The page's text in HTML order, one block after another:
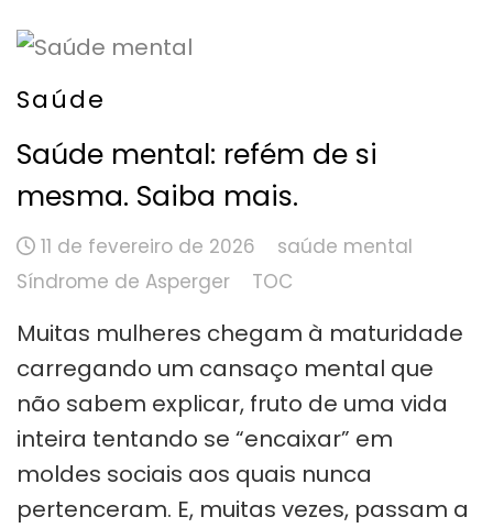
Saúde
Saúde mental: refém de si
mesma. Saiba mais.
11 de fevereiro de 2026
saúde mental
Síndrome de Asperger
TOC
Muitas mulheres chegam à maturidade
carregando um cansaço mental que
não sabem explicar, fruto de uma vida
inteira tentando se “encaixar” em
moldes sociais aos quais nunca
pertenceram. E, muitas vezes, passam a